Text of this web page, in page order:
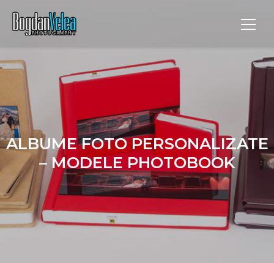
ALBUME FOTO PERSONALIZATE
– MODELE PHOTOBOOK